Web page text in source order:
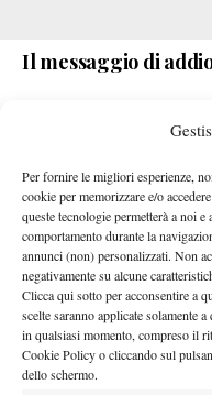
Per fornire le migliori esperienze,
cookie per memorizzare e/o
queste tecnologie permetterà a noi
comportamento durante la
annunci (non) personalizzati. Non
negativamente su alcune
Clicca qui sotto per acconsentire a
scelte saranno applicate solamente
in qualsiasi momento, compreso il
Cookie Policy o cliccando sul
dello schermo.
Il messaggio di
al 25 ottobre in
tutta la mia vitae fin
lottare, gestire le
mai”.Il kazako ringrazia
ma anche il tennis stesso: “
dato forma alla persona
“Quando scenderò in
carriera lo farò con la
per lo sport che avevo da